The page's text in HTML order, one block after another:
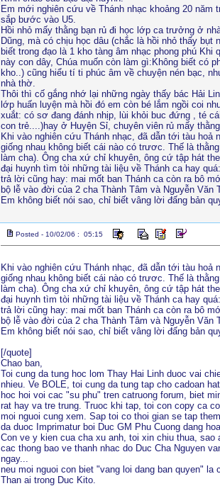
Em mới nghiên cứu về Thánh nhạc khoảng 20
sắp bước vào U5.
Hồi nhỏ mấy thằng bạn rủ đi học lớp ca trưởng ở
Dũng, mà có chịu học dâu (chắc là hồi nhỏ thấy
biết trong đạo là 1 kho tàng âm nhạc phong phú
này con dây, Chúa muốn còn làm gì:Không biết có
kho..) cũng hiểu tí ti phúc âm về chuyện nén bạc,
nhà thờ.
Thôi thì cố gắng nhớ lại những ngày thấy bác Hải
lớp huấn luyện mà hồi đó em còn bé lắm ngồi coi
xuắt: có sơ đang đánh nhịp, lùi khỏi buc đứng , té
con trẻ....)hay ở Huyện Sỉ, chuyên viên rủ mấy
Khi vào nghiên cứu Thánh nhạc, đã dẫn tới tàu
giống nhau không biết cái nào có trươc. Thế là
làm cha). Ông cha xứ chỉ khuyên, ông cứ tập hát
đại huynh tìm tòi những tài liệu về Thánh ca hay
trả lời cũng hay: mai mốt ban Thánh ca còn ra bô
bộ lễ vào đời của 2 cha Thành Tâm và Nguyễn
Em không biết nói sao, chỉ biết vâng lời đấng bản
Posted - 10/02/06 : 05:15
Khi vào nghiên cứu Thánh nhạc, đã dẫn tới tàu
giống nhau không biết cái nào có trươc. Thế là
làm cha). Ông cha xứ chỉ khuyên, ông cứ tập hát
đại huynh tìm tòi những tài liệu về Thánh ca hay
trả lời cũng hay: mai mốt ban Thánh ca còn ra bô
bộ lễ vào đời của 2 cha Thành Tâm và Nguyễn
Em không biết nói sao, chỉ biết vâng lời đấng bản
[/quote]
Chao ban,
Toi cung da tung hoc lom Thay Hai Linh duoc vai
nhieu. Ve BOLE, toi cung da tung tap cho cadoan
hoc hoi voi cac "su phu" tren catruong forum, biet
rat hay va tre trung. Truoc khi tap, toi con copy ca
moi nguoi cung xem. Sap toi co thoi gian se tap
da duoc Imprimatur boi Duc GM Phu Cuong dang
Con ve y kien cua cha xu anh, toi xin chiu thua,
cac thong bao ve thanh nhac do Duc Cha Nguyen
ngay...
neu moi nguoi con biet "vang loi dang ban quyen" la
Than ai trong Duc Kito.